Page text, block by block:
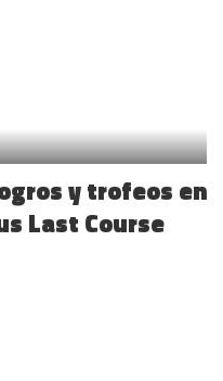
y trofeos en
Last Course